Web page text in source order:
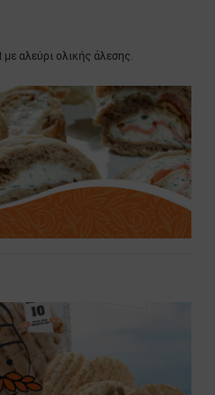
αλεύρι ολικής άλεσης.